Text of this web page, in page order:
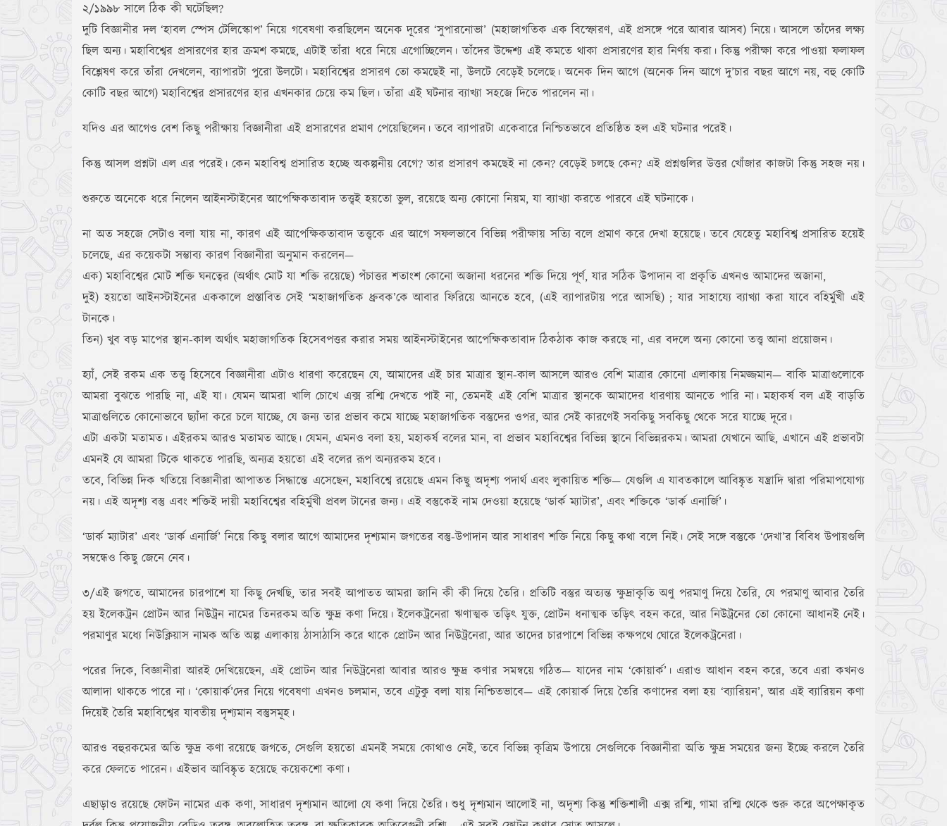
২/১৯৯৮ সালে ঠিক কী ঘটেছিল?
দুটি বিজ্ঞানীর দল ‘হাবল স্পেস টেলিস্কোপ’ নিয়ে গবেষণা করছিলেন অনেক দূরের ‘সুপারনোভা’ (মহাজাগতিক এক বিস্ফোরণ, এই প্রসঙ্গে পরে আবার আসব) নিয়ে। আসলে তাঁদের লক্ষ্য
ছিল অন্য। মহাবিশ্বের প্রসারণের হার ক্রমশ কমছে, এটাই তাঁরা ধরে নিয়ে এগোচ্ছিলেন। তাঁদের উদ্দেশ্য এই কমতে থাকা প্রসারণের হার নির্ণয় করা। কিন্তু পরীক্ষা করে পাওয়া ফলাফল
বিশ্লেষণ করে তাঁরা দেখলেন, ব্যাপারটা পুরো উলটো। মহাবিশ্বের প্রসারণ তো কমছেই না, উলটে বেড়েই চলেছে। অনেক দিন আগে (অনেক দিন আগে দু’চার বছর আগে নয়, বহু কোটি
কোটি বছর আগে) মহাবিশ্বের প্রসারণের হার এখনকার চেয়ে কম ছিল। তাঁরা এই ঘটনার ব্যাখ্যা সহজে দিতে পারলেন না।
যদিও এর আগেও বেশ কিছু পরীক্ষায় বিজ্ঞানীরা এই প্রসারণের প্রমাণ পেয়েছিলেন। তবে ব্যাপারটা একেবারে নিশ্চিতভাবে প্রতিষ্ঠিত হল এই ঘটনার পরেই।
কিন্তু আসল প্রশ্নটা এল এর পরেই। কেন মহাবিশ্ব প্রসারিত হচ্ছে অকল্পনীয় বেগে? তার প্রসারণ কমছেই না কেন? বেড়েই চলছে কেন? এই প্রশ্নগুলির উত্তর খোঁজার কাজটা কিন্তু সহজ নয়।
শুরুতে অনেকে ধরে নিলেন আইনস্টাইনের আপেক্ষিকতাবাদ তত্ত্বই হয়তো ভুল, রয়েছে অন্য কোনো নিয়ম, যা ব্যাখ্যা করতে পারবে এই ঘটনাকে।
না অত সহজে সেটাও বলা যায় না, কারণ এই আপেক্ষিকতাবাদ তত্ত্বকে এর আগে সফলভাবে বিভিন্ন পরীক্ষায় সত্যি বলে প্রমাণ করে দেখা হয়েছে। তবে যেহেতু মহাবিশ্ব প্রসারিত হয়েই
চলেছে, এর কয়েকটা সম্ভাব্য কারণ বিজ্ঞানীরা অনুমান করলেন—
এক) মহাবিশ্বের মোট শক্তি ঘনত্বের (অর্থাৎ মোট যা শক্তি রয়েছে) পঁচাত্তর শতাংশ কোনো অজানা ধরনের শক্তি দিয়ে পূর্ণ, যার সঠিক উপাদান বা প্রকৃতি এখনও আমাদের অজানা,
দুই) হয়তো আইনস্টাইনের এককালে প্রস্তাবিত সেই ‘মহাজাগতিক ধ্রুবক’কে আবার ফিরিয়ে আনতে হবে, (এই ব্যাপারটায় পরে আসছি) ; যার সাহায্যে ব্যাখ্যা করা যাবে বহির্মুখী এই
টানকে।
তিন) খুব বড় মাপের স্থান-কাল অর্থাৎ মহাজাগতিক হিসেবপত্তর করার সময় আইনস্টাইনের আপেক্ষিকতাবাদ ঠিকঠাক কাজ করছে না, এর বদলে অন্য কোনো তত্ত্ব আনা প্রয়োজন।
হ্যাঁ, সেই রকম এক তত্ত্ব হিসেবে বিজ্ঞানীরা এটাও ধারণা করেছেন যে, আমাদের এই চার মাত্রার স্থান-কাল আসলে আরও বেশি মাত্রার কোনো এলাকায় নিমজ্জমান— বাকি মাত্রাগুলোকে
আমরা বুঝতে পারছি না, এই যা। যেমন আমরা খালি চোখে এক্স রশ্মি দেখতে পাই না, তেমনই এই বেশি মাত্রার স্থানকে আমাদের ধারণায় আনতে পারি না। মহাকর্ষ বল এই বাড়তি
মাত্রাগুলিতে কোনোভাবে ছ্যাঁদা করে চলে যাচ্ছে, যে জন্য তার প্রভাব কমে যাচ্ছে মহাজাগতিক বস্তুদের ওপর, আর সেই কারণেই সবকিছু সবকিছু থেকে সরে যাচ্ছে দূরে।
এটা একটা মতামত। এইরকম আরও মতামত আছে। যেমন, এমনও বলা হয়, মহাকর্ষ বলের মান, বা প্রভাব মহাবিশ্বের বিভিন্ন স্থানে বিভিন্নরকম। আমরা যেখানে আছি, এখানে এই প্রভাবটা
এমনই যে আমরা টিকে থাকতে পারছি, অন্যত্র হয়তো এই বলের রূপ অন্যরকম হবে।
তবে, বিভিন্ন দিক খতিয়ে বিজ্ঞানীরা আপাতত সিদ্ধান্তে এসেছেন, মহাবিশ্বে রয়েছে এমন কিছু অদৃশ্য পদার্থ এবং লুকায়িত শক্তি— যেগুলি এ যাবতকালে আবিষ্কৃত যন্ত্রাদি দ্বারা পরিমাপযোগ্য
নয়। এই অদৃশ্য বস্তু এবং শক্তিই দায়ী মহাবিশ্বের বহির্মুখী প্রবল টানের জন্য। এই বস্তুকেই নাম দেওয়া হয়েছে ‘ডার্ক ম্যাটার’, এবং শক্তিকে ‘ডার্ক এনার্জি’।
‘ডার্ক ম্যাটার’ এবং ‘ডার্ক এনার্জি’ নিয়ে কিছু বলার আগে আমাদের দৃশ্যমান জগতের বস্তু-উপাদান আর সাধারণ শক্তি নিয়ে কিছু কথা বলে নিই। সেই সঙ্গে বস্তুকে ‘দেখা’র বিবিধ উপায়গুলি
সম্বন্ধেও কিছু জেনে নেব।
৩/এই জগতে, আমাদের চারপাশে যা কিছু দেখছি, তার সবই আপাতত আমরা জানি কী কী দিয়ে তৈরি। প্রতিটি বস্তুর অত্যন্ত ক্ষুদ্রাকৃতি অণু পরমাণু দিয়ে তৈরি, যে পরমাণু আবার তৈরি
হয় ইলেকট্রন প্রোটন আর নিউট্রন নামের তিনরকম অতি ক্ষুদ্র কণা দিয়ে। ইলেকট্রনেরা ঋণাত্মক তড়িৎ যুক্ত, প্রোটন ধনাত্মক তড়িৎ বহন করে, আর নিউট্রনের তো কোনো আধানই নেই।
পরমাণুর মধ্যে নিউক্লিয়াস নামক অতি অল্প এলাকায় ঠাসাঠাসি করে থাকে প্রোটন আর নিউট্রনেরা, আর তাদের চারপাশে বিভিন্ন কক্ষপথে ঘোরে ইলেকট্রনেরা।
পরের দিকে, বিজ্ঞানীরা আরই দেখিয়েছেন, এই প্রোটন আর নিউট্রনেরা আবার আরও ক্ষুদ্র কণার সমন্বয়ে গঠিত— যাদের নাম ‘কোয়ার্ক’। এরাও আধান বহন করে, তবে এরা কখনও
আলাদা থাকতে পারে না। ‘কোয়ার্ক’দের নিয়ে গবেষণা এখনও চলমান, তবে এটুকু বলা যায় নিশ্চিতভাবে— এই কোয়ার্ক দিয়ে তৈরি কণাদের বলা হয় ‘ব্যারিয়ন’, আর এই ব্যারিয়ন কণা
দিয়েই তৈরি মহাবিশ্বের যাবতীয় দৃশ্যমান বস্তুসমূহ।
আরও বহুরকমের অতি ক্ষুদ্র কণা রয়েছে জগতে, সেগুলি হয়তো এমনই সময়ে কোথাও নেই, তবে বিভিন্ন কৃত্রিম উপায়ে সেগুলিকে বিজ্ঞানীরা অতি ক্ষুদ্র সময়ের জন্য ইচ্ছে করলে তৈরি
করে ফেলতে পারেন। এইভাব আবিষ্কৃত হয়েছে কয়েকশো কণা।
এছাড়াও রয়েছে ফোটন নামের এক কণা, সাধারণ দৃশ্যমান আলো যে কণা দিয়ে তৈরি। শুধু দৃশ্যমান আলোই না, অদৃশ্য কিন্তু শক্তিশালী এক্স রশ্মি, গামা রশ্মি থেকে শুরু করে অপেক্ষাকৃত